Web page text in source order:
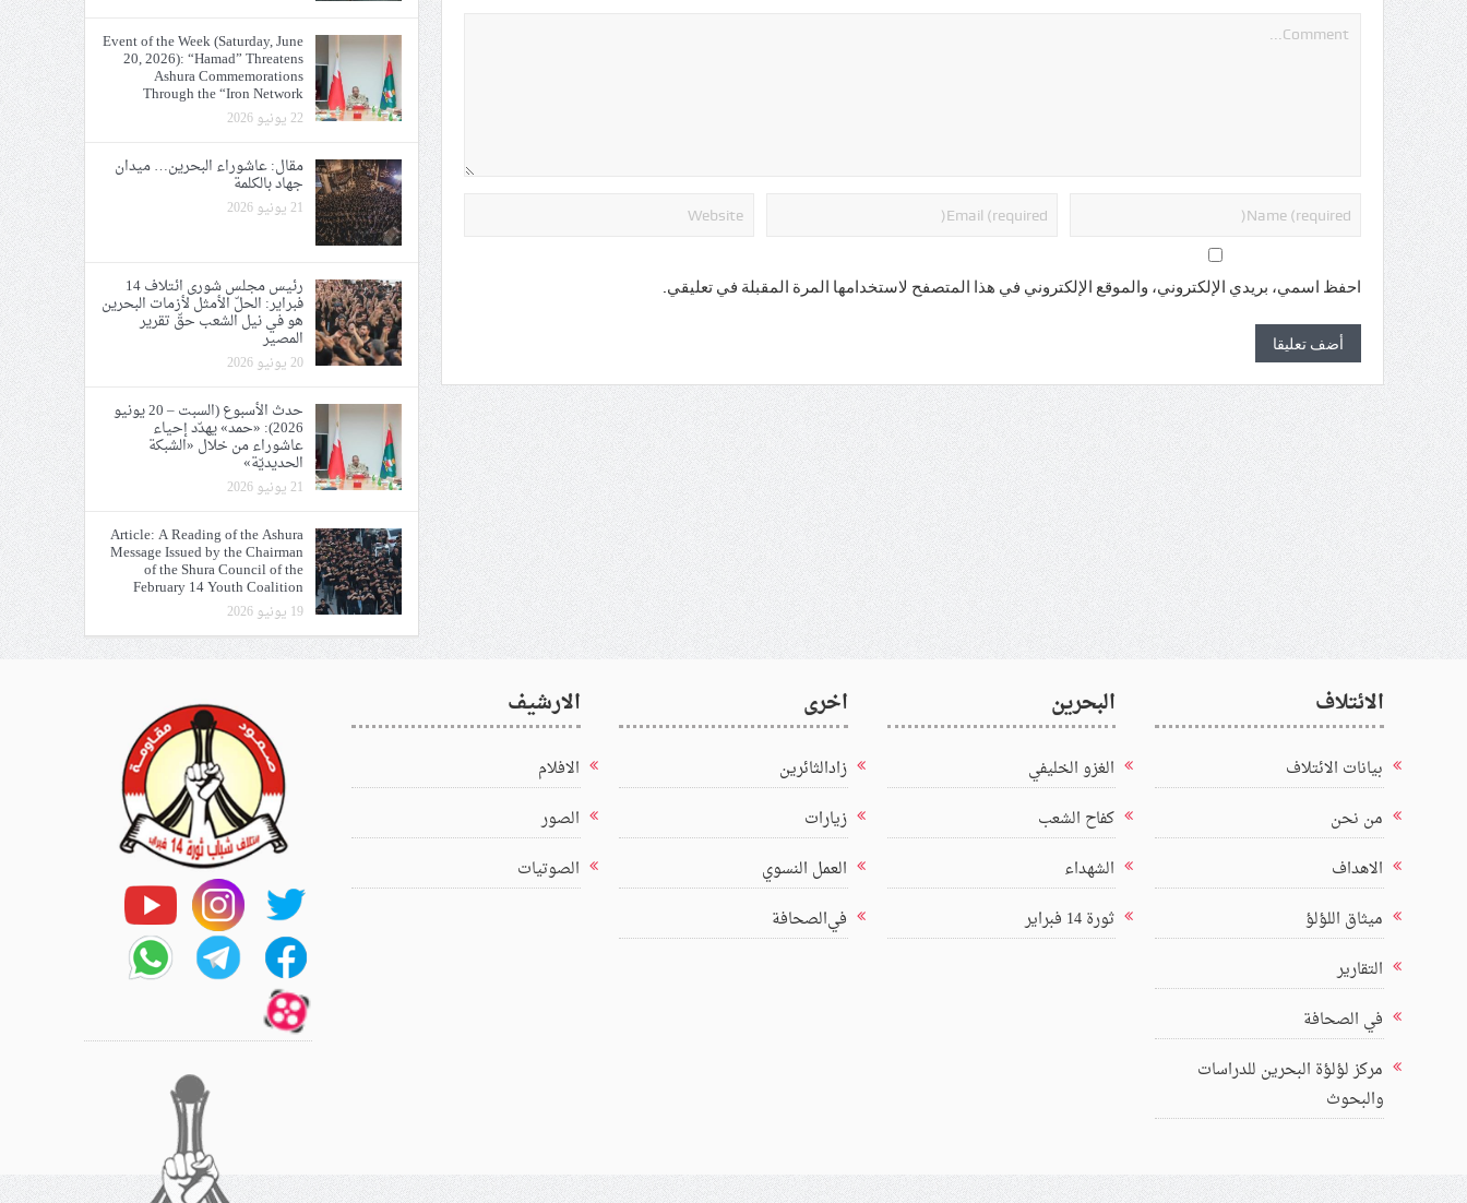
احفظ اسمي، بريدي الإلكتروني، والموقع الإلكتروني في هذا المتصفح لاستخدامها المرة المقبلة في تعليقي.
Event of the Week (Saturday, June
20, 2026): “Hamad” Threatens
Ashura Commemorations
Through the “Iron Network
22 يونيو 2026
مقال: عاشوراء البحرين… ميدان
جهاد بالكلمة
21 يونيو 2026
رئيس مجلس شورى ائتلاف 14
فبراير: الحلّ الأمثل لأزمات البحرين
هو في نيل الشعب حقّ تقرير
المصير
20 يونيو 2026
حدث الأسبوع (السبت – 20 يونيو
2026): «حمد» يهدّد إحياء
عاشوراء من خلال «الشبكة
الحديديّة»
21 يونيو 2026
Article: A Reading of the Ashura
Message Issued by the Chairman
of the Shura Council of the
February 14 Youth Coalition
19 يونيو 2026
الائتلاف
بيانات الائتلاف
من نحن
الاهداف
ميثاق اللؤلؤ
التقارير
في الصحافة
مركز لؤلؤة البحرين للدراسات
والبحوث
البحرين
الغزو الخليفي
كفاح الشعب
الشهداء
ثورة 14 فبراير
اخرى
زادالثائرين
زيارات
العمل النسوي
في‌الصحافة
الارشيف
الافلام
الصور
الصوتيات